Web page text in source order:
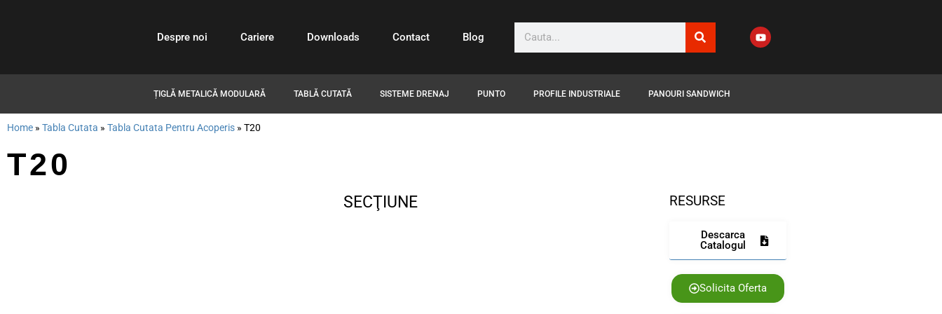
Despre noi Cariere Downloads Contact Blog
ȚIGLĂ METALICĂ MODULARĂ TABLĂ CUTATĂ SISTEME DRENAJ PUNTO PROFILE INDUSTRIALE PANOURI SANDWICH
Home » Tabla Cutata » Tabla Cutata Pentru Acoperis » T20
T20
SECŢIUNE RESURSE
Descarca
Catalogul
Solicita Oferta